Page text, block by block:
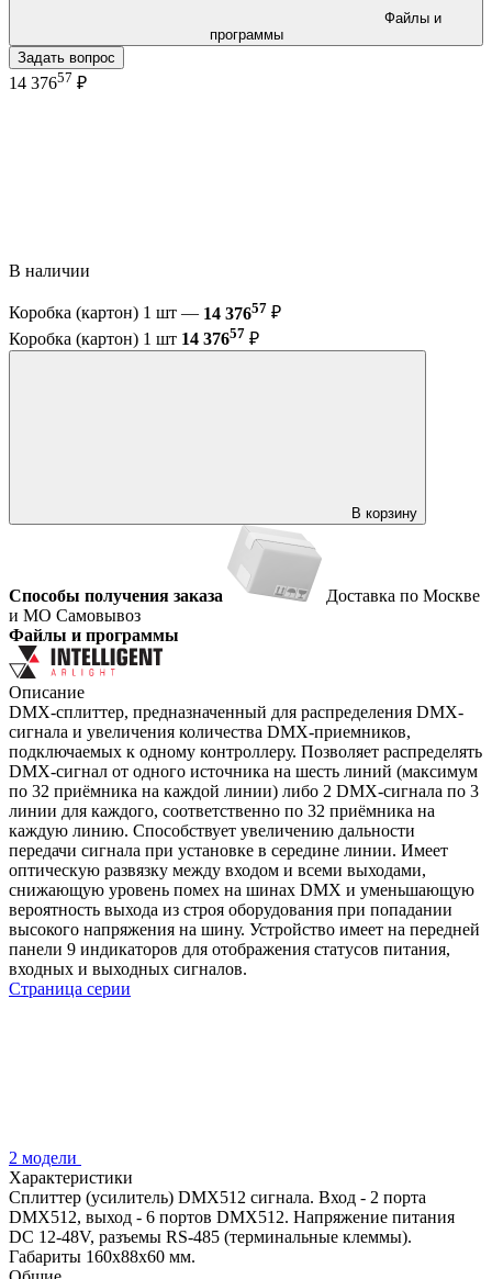
программы
Задать вопрос
14 37657 ₽
В наличии
Коробка (картон) 1 шт — 14 37657 ₽
Коробка (картон) 1 шт 14 37657 ₽
В корзину
Способы получения заказа
Доставка по Москве
и МО Самовывоз
Файлы и программы
Описание
DMX-сплиттер, предназначенный для распределения DMX-
сигнала и увеличения количества DMX-приемников,
подключаемых к одному контроллеру. Позволяет распределять
DMX-сигнал от одного источника на шесть линий (максимум
по 32 приёмника на каждой линии) либо 2 DMX-сигнала по 3
линии для каждого, соответственно по 32 приёмника на
каждую линию. Способствует увеличению дальности
передачи сигнала при установке в середине линии. Имеет
оптическую развязку между входом и всеми выходами,
снижающую уровень помех на шинах DMX и уменьшающую
вероятность выхода из строя оборудования при попадании
высокого напряжения на шину. Устройство имеет на передней
панели 9 индикаторов для отображения статусов питания,
входных и выходных сигналов.
Страница серии
2 модели
Характеристики
Сплиттер (усилитель) DMX512 сигнала. Вход - 2 порта
DMX512, выход - 6 портов DMX512. Напряжение питания
DC 12-48V, разъемы RS-485 (терминальные клеммы).
Габариты 160х88х60 мм.